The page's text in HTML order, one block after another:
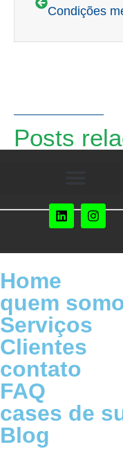
Posts
Home
quem
Serviços
Clientes
contato
FAQ
cases de
Blog